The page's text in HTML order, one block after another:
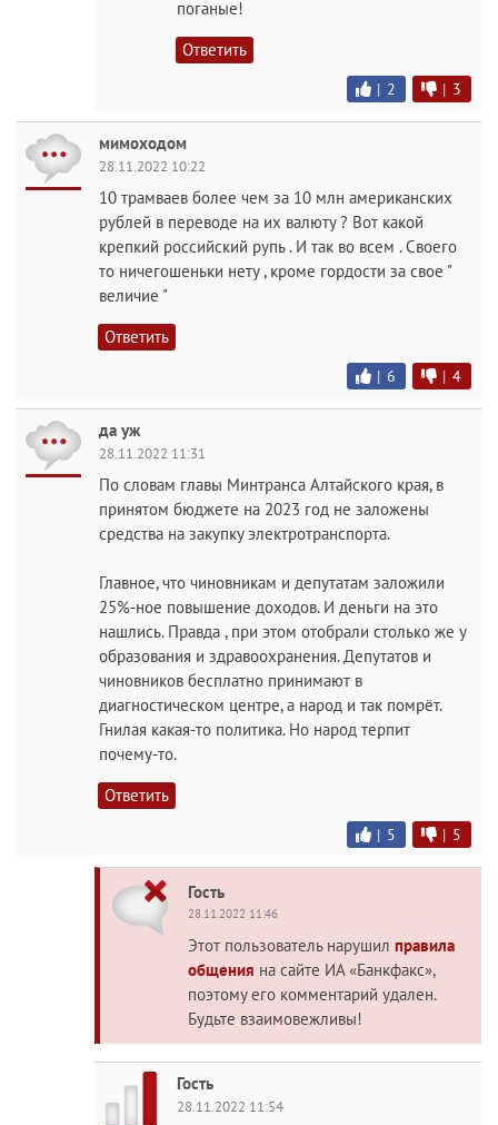
поганые!
Ответить
| 2 | 3
мимоходом
28.11.2022 10:22
10 трамваев более чем за 10 млн американских
рублей в переводе на их валюту ? Вот какой
крепкий российский рупь . И так во всем . Своего
то ничегошеньки нету , кроме гордости за свое "
величие "
Ответить
| 6 | 4
да уж
28.11.2022 11:31
По словам главы Минтранса Алтайского края, в
принятом бюджете на 2023 год не заложены
средства на закупку электротранспорта.
Главное, что чиновникам и депутатам заложили
25%-ное повышение доходов. И деньги на это
нашлись. Правда , при этом отобрали столько же у
образования и здравоохранения. Депутатов и
чиновников бесплатно принимают в
диагностическом центре, а народ и так помрёт.
Гнилая какая-то политика. Но народ терпит
почему-то.
Ответить
| 5 | 5
Гость
28.11.2022 11:46
Этот пользователь нарушил правила
общения на сайте ИА «Банкфакс»,
поэтому его комментарий удален.
Будьте взаимовежливы!
Гость
28.11.2022 11:54